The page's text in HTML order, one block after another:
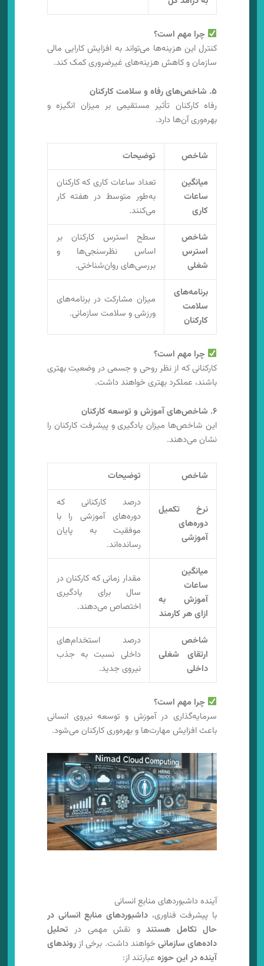
چرا مهم است؟
کنترل این هزینه‌ها می‌تواند به افزایش کارایی مالی
سازمان و کاهش هزینه‌های غیرضروری کمک کند.
۵. شاخص‌های رفاه و سلامت کارکنان
رفاه کارکنان تأثیر مستقیمی بر میزان انگیزه و
بهره‌وری آن‌ها دارد.
شاخص
توضیحات
میانگین
ساعات
کاری
تعداد ساعات کاری که کارکنان
به‌طور متوسط در هفته کار
می‌کنند.
شاخص
استرس
شغلی
سطح استرس کارکنان بر
اساس نظرسنجی‌ها و
بررسی‌های روان‌شناختی.
برنامه‌های
سلامت
کارکنان
میزان مشارکت در برنامه‌های
ورزشی و سلامت سازمانی.
چرا مهم است؟
کارکنانی که از نظر روحی و جسمی در وضعیت بهتری
باشند، عملکرد بهتری خواهند داشت.
۶. شاخص‌های آموزش و توسعه کارکنان
این شاخص‌ها میزان یادگیری و پیشرفت کارکنان را
نشان می‌دهند.
شاخص توضیحات
نرخ تکمیل
دوره‌های
آموزشی
درصد کارکنانی که
دوره‌های آموزشی را با
موفقیت به پایان
رسانده‌اند.
میانگین
ساعات
آموزش به
ازای هر کارمند
مقدار زمانی که کارکنان در
سال برای یادگیری
اختصاص می‌دهند.
شاخص
ارتقای شغلی
داخلی
درصد استخدام‌های
داخلی نسبت به جذب
نیروی جدید.
چرا مهم است؟
سرمایه‌گذاری در آموزش و توسعه نیروی انسانی
باعث افزایش مهارت‌ها و بهره‌وری کارکنان می‌شود.
آینده داشبوردهای منابع انسانی
با پیشرفت فناوری، داشبوردهای منابع انسانی در
حال تکامل هستندو نقش مهمی در تحلیل
داده‌های سازمانی خواهند داشت. برخی ازروندهای
آینده در این حوزهعبارتند از: